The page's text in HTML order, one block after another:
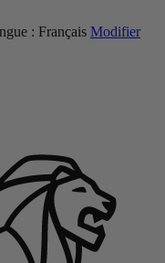
: Français Modifier